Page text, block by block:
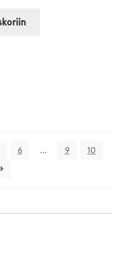
6 … 9
10